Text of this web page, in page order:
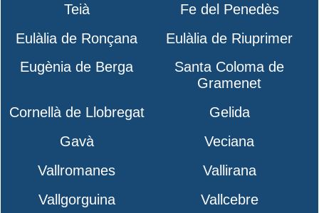
Teià
Fe del Penedès
Eulàlia de Ronçana
Eulàlia de Riuprimer
Eugènia de Berga
Santa Coloma de
Gramenet
Cornellà de Llobregat
Gelida
Gavà
Veciana
Vallromanes
Vallirana
Vallgorguina
Vallcebre